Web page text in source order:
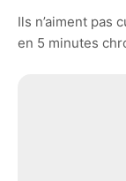
Ils n’aiment pas
en 5 minutes